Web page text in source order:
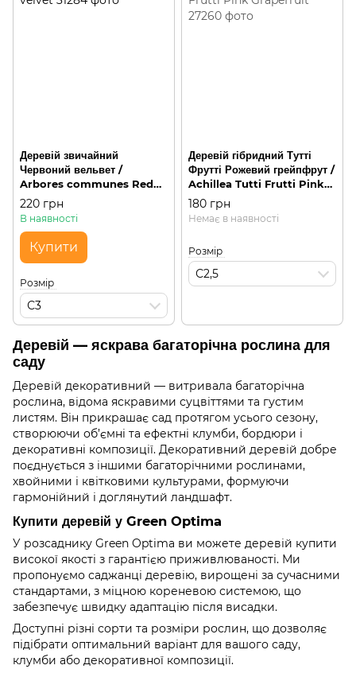
Деревій звичайний
Червоний вельвет /
Arbores communes Red
velvet, С3
220 грн
В наявності
Купити
Розмір
С3
Деревій гібридний Тутті
Фрутті Рожевий грейпфрут /
Achillea Tutti Frutti Pink
Grapefruit, С2,5
180 грн
Немає в наявності
Розмір
С2,5
Деревій — яскрава багаторічна рослина для
саду
Деревій декоративний — витривала багаторічна
рослина, відома яскравими суцвіттями та густим
листям. Він прикрашає сад протягом усього сезону,
створюючи об’ємні та ефектні клумби, бордюри і
декоративні композиції. Декоративний деревій добре
поєднується з іншими багаторічними рослинами,
хвойними і квітковими культурами, формуючи
гармонійний і доглянутий ландшафт.
Купити деревій у Green Optima
У розсаднику Green Optima ви можете деревій купити
високої якості з гарантією приживлюваності. Ми
пропонуємо саджанці деревію, вирощені за сучасними
стандартами, з міцною кореневою системою, що
забезпечує швидку адаптацію після висадки.
Доступні різні сорти та розміри рослин, що дозволяє
підібрати оптимальний варіант для вашого саду,
клумби або декоративної композиції.